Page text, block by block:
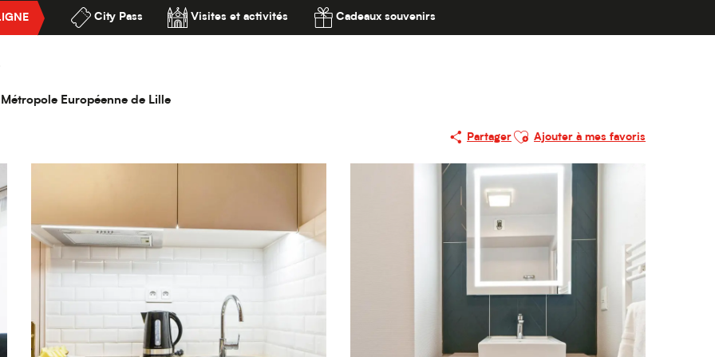
City Pass Visites et activités Cadeaux souvenirs
Européenne de Lille
Lille Grand Palais
Partager
Ajouter aux favoris
Ajouter à mes favoris